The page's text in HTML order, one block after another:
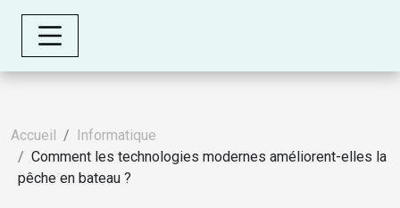
Accueil
Informatique
Comment les technologies modernes améliorent-elles la
pêche en bateau ?